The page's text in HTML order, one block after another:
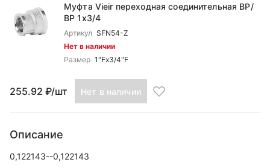
Муфта Vieir переходная соединительная ВР/
ВР 1x3/4
Артикул SFN54-Z
Нет в наличии
Размер 1"Fx3/4"F
255.92 ₽/шт Нет в наличии
Описание
0,122143--0,122143